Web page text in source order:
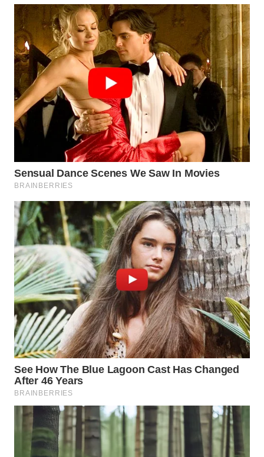
WN
KEPULAUAN
SERIBU
WN
TANGERANG
BINJAI
WN
CIREBON
WN
INDRAMAYU
WN
KUNINGAN
WN
MAJALENGKA
WN
SUBANG
WN
WN
PURWAKARTA